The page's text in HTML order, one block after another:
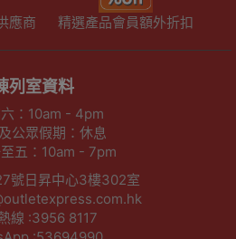
應商 精選產品會員額外折扣
列室資料
：10am - 4pm
公眾假期：休息
五：10am - 7pm
號日昇中心3樓302室
線 :3956 8117